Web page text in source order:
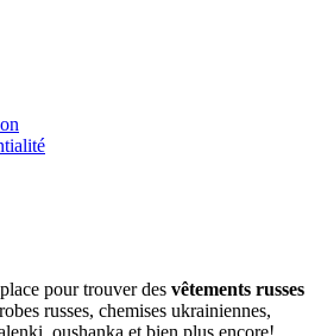
pour trouver des vêtements russes
russes, chemises ukrainiennes,
oushanka et bien plus encore!